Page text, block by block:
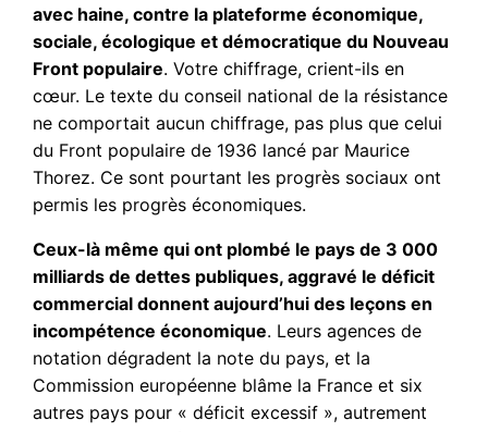
avec haine, contre la plateforme économique,
sociale, écologique et démocratique du Nouveau
Front populaire. Votre chiffrage, crient-ils en
cœur. Le texte du conseil national de la résistance
ne comportait aucun chiffrage, pas plus que celui
du Front populaire de 1936 lancé par Maurice
Thorez. Ce sont pourtant les progrès sociaux ont
permis les progrès économiques.
Ceux-là même qui ont plombé le pays de 3 000
milliards de dettes publiques, aggravé le déficit
commercial donnent aujourd’hui des leçons en
incompétence économique. Leurs agences de
notation dégradent la note du pays, et la
Commission européenne blâme la France et six
autres pays pour « déficit excessif », autrement